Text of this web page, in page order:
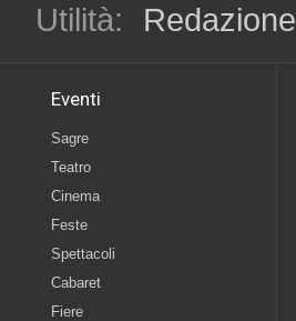
Utilità:
Redazione
Eventi
Sagre
Teatro
Cinema
Feste
Spettacoli
Cabaret
Fiere